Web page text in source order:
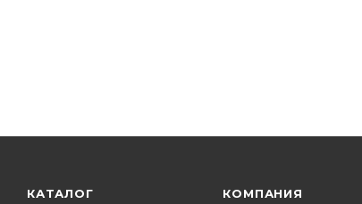
КАТАЛОГ КОМПАНИЯ